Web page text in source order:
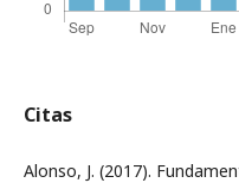
Citas
Alonso, J. (2017).